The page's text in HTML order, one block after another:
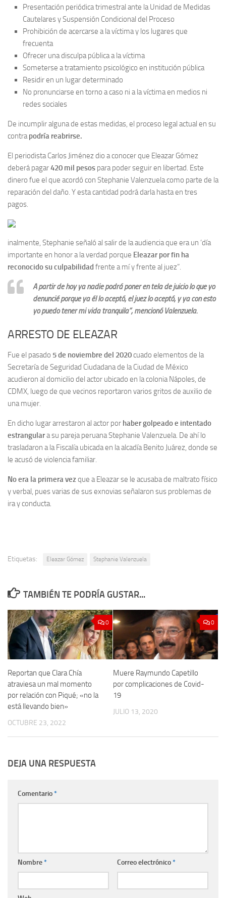
Presentación periódica trimestral ante la Unidad de Medidas
Cautelares y Suspensión Condicional del Proceso
Prohibición de acercarse a la víctima y los lugares que
frecuenta
Ofrecer una disculpa pública a la víctima
Someterse a tratamiento psicológico en institución pública
Residir en un lugar determinado
No pronunciarse en torno a caso ni a la víctima en medios ni
redes sociales
De incumplir alguna de estas medidas, el proceso legal actual en su
contrapodría reabrirse.
El periodista Carlos Jiménez dio a conocer que Eleazar Gómez
deberá pagar420 mil pesos para poder seguir en libertad. Este
dinero fue el que acordó con Stephanie Valenzuela como parte de la
reparación del daño. Y esta cantidad podrá darla hasta en tres
pagos.
inalmente, Stephanie señaló al salir de la audiencia que era un ‘día
importante en honor a la verdad porque Eleazar por fin ha
reconocido su culpabilidad frente a mí y frente al juez”.
A partir de hoy ya nadie podrá poner en tela de juicio lo que yo
denuncié porque ya él lo aceptó, el juez lo aceptó, y ya con esto
yo puedo tener mi vida tranquila”, mencionó Valenzuela.
ARRESTO DE ELEAZAR
Fue el pasado 5 de noviembre del 2020cuado elementos de la
Secretaría de Seguridad Ciudadana de la Ciudad de México
acudieron al domicilio del actor ubicado en la colonia Nápoles, de
CDMX, luego de que vecinos reportaron varios gritos de auxilio de
una mujer.
En dicho lugar arrestaron al actor por haber golpeado e intentado
estrangulara su pareja peruana Stephanie Valenzuela. De ahí lo
trasladaron a la Fiscalía ubicada en la alcadía Benito Juárez, donde se
le acusó de violencia familiar.
No era la primera vezque a Eleazar se le acusaba de maltrato físico
y verbal, pues varias de sus exnovias señalaron sus problemas de
ira y conducta.
Etiquetas: Eleazar Gómez Stephanie Valenzuela
TAMBIÉN TE PODRÍA GUSTAR...
0
Reportan que Clara Chía
atraviesa un mal momento
por relación con Piqué; «no la
está llevando bien»
OCTUBRE 23, 2022
0
Muere Raymundo Capetillo
por complicaciones de Covid-
19
JULIO 13, 2020
DEJA UNA RESPUESTA
Comentario*
Nombre* Correo electrónico*